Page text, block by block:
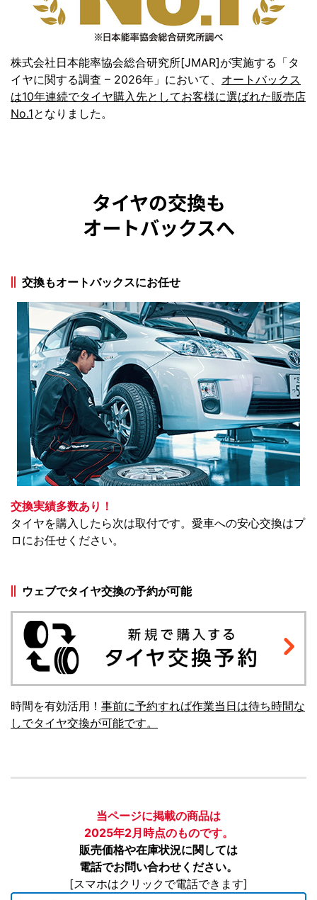
株式会社日本能率協会総合研究所[JMAR]が実施する「タ
イヤに関する調査 – 2026年」において、 オートバックス
は10年連続でタイヤ購入先としてお客様に選ばれた販売店
No.1となりました。
タイヤの交換も
オートバックスへ
交換もオートバックスにお任せ
交換実績多数あり！
タイヤを購入したら次は取付です。愛車への安心交換はプ
ロにお任せください。
ウェブでタイヤ交換の予約が可能
時間を有効活用！ 事前に予約すれば作業当日は待ち時間な
しでタイヤ交換が可能です。
当ページに掲載の商品は
2025年2月時点のものです。
販売価格や在庫状況に関しては
電話でお問い合わせください。
[スマホはクリックで電話できます]